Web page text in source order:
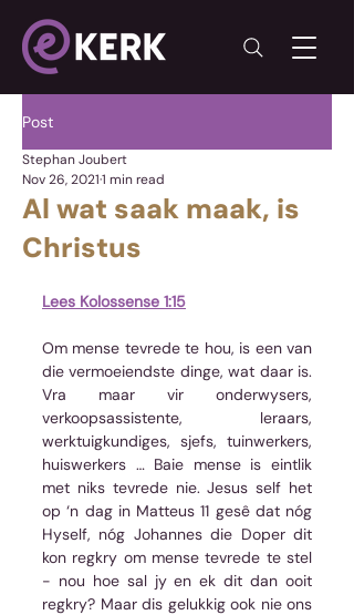
Post
Al wat saak maak, is
Christus
Stephan Joubert
Nov 26, 20211 min read
Lees Kolossense 1:15
Om mense tevrede te hou, is een van
die vermoeiendste dinge, wat daar is.
Vra maar vir onderwysers,
verkoopsassistente, leraars,
werktuigkundiges, sjefs, tuinwerkers,
huiswerkers … Baie mense is eintlik
met niks tevrede nie. Jesus self het
op ‘n dag in Matteus 11 gesê dat nóg
Hyself, nóg Johannes die Doper dit
kon regkry om mense tevrede te stel
- nou hoe sal jy en ek dit dan ooit
regkry? Maar dis gelukkig ook nie ons